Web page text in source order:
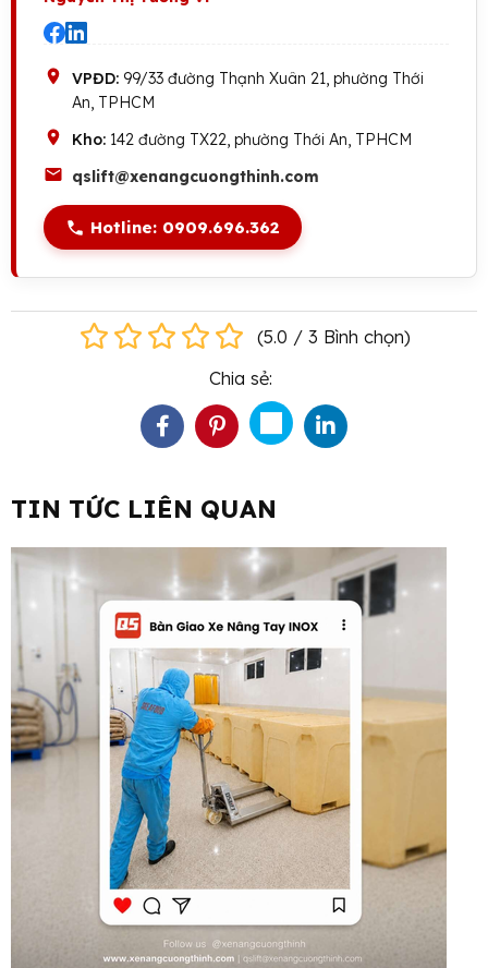
VPĐD: 99/33 đường Thạnh Xuân 21, phường Thới
An, TPHCM
Kho: 142 đường TX22, phường Thới An, TPHCM
qslift@xenangcuongthinh.com
Hotline: 0909.696.362
(5.0 / 3 Bình chọn)
Chia sẻ:
TIN TỨC LIÊN QUAN